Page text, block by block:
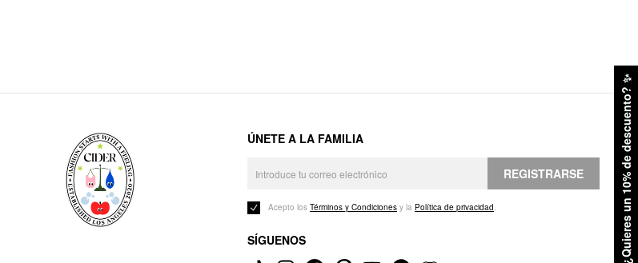
¿Quieres un 10% de descuento?
✨
ÚNETE A LA FAMILIA
REGISTRARSE
Acepto los Términos y Condiciones y la Política de privacidad.
SÍGUENOS